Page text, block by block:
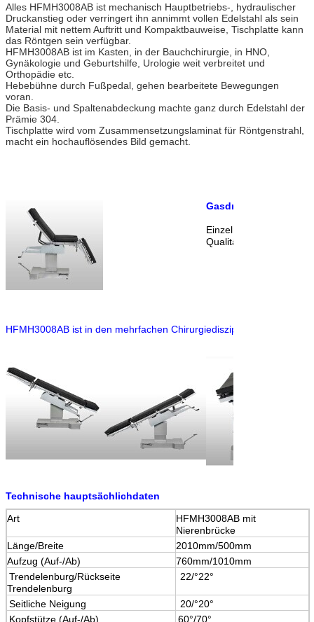
Alles HFMH3008AB ist mechanisch Hauptbetriebs-, hydraulischer
Druckanstieg oder verringert ihn annimmt vollen Edelstahl als sein
Material mit nettem Auftritt und Kompaktbauweise, Tischplatte kann
das Röntgen sein verfügbar.
HFMH3008AB ist im Kasten, in der Bauchchirurgie, in HNO,
Gynäkologie und Geburtshilfe, Urologie weit verbreitet und
Orthopädie etc.
Hebebühne durch Fußpedal, gehen bearbeitete Bewegungen
voran.
Die Basis- und Spaltenabdeckung machte ganz durch Edelstahl der
Prämie 304.
Tischplatte wird vom Zusammensetzungslaminat für Röntgenstrahl,
macht ein hochauflösendes Bild gemacht.
Gasdruckdämpfer-
Einzelne Beinplatten
Qualität, für bequeme
HFMH3008AB ist in den mehrfachen Chirurgiedisziplinen mit multi
Technische hauptsächlichdaten
Art
HFMH3008AB mit
Nierenbrücke
Länge/Breite
2010mm/500mm
Aufzug (Auf-/Ab)
760mm/1010mm
Trendelenburg/Rückseite
Trendelenburg
22/°22°
Seitliche Neigung
20/°20°
Kopfstütze (Auf-/Ab)
60°/70°